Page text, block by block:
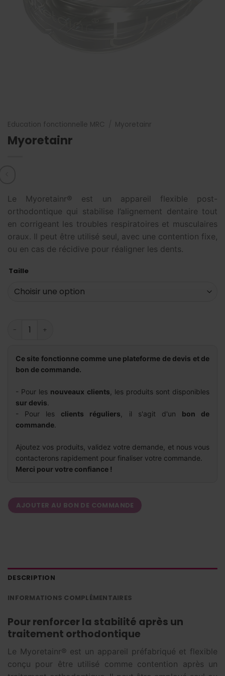
Education fonctionnelle MRC Myoretainr
Myoretainr
Le Myoretainr® est un appareil flexible post-
orthodontique qui stabilise l’alignement dentaire tout
en corrigeant les troubles respiratoires et musculaires
oraux. Il peut être utilisé seul, avec une contention fixe,
ou en cas de récidive pour réaligner les dents.
Taille
quantité de Myoretainr
Ce site fonctionne comme une plateforme de devis et de
bon de commande.
- Pour les nouveaux clients , les produits sont disponibles
sur devis
- Pour les clients réguliers , il s'agit d'un bon de
commande
Ajoutez vos produits, validez votre demande, et nous vous
contacterons rapidement pour finaliser votre commande.
Merci pour votre confiance !
AJOUTER AU BON DE COMMANDE
DESCRIPTION
INFORMATIONS COMPLÉMENTAIRES
Pour renforcer la stabilité après un
traitement orthodontique
Le Myoretainr® est un appareil préfabriqué et flexible
conçu pour être utilisé comme contention après un